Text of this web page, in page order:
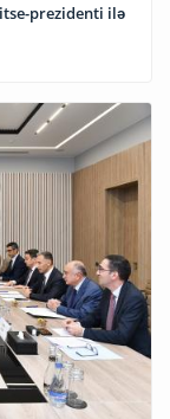
prezidenti ilə